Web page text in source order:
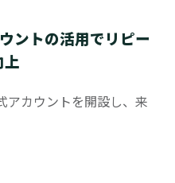
ントの活用でリピー
上
アカウントを開設し、来